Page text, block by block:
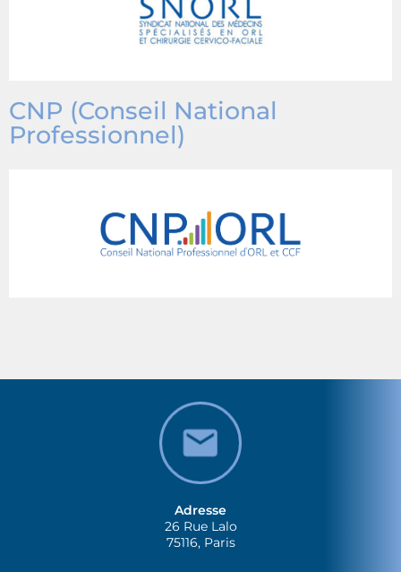
CNP (Conseil National
Professionnel)
Adresse
26 Rue Lalo
75116, Paris